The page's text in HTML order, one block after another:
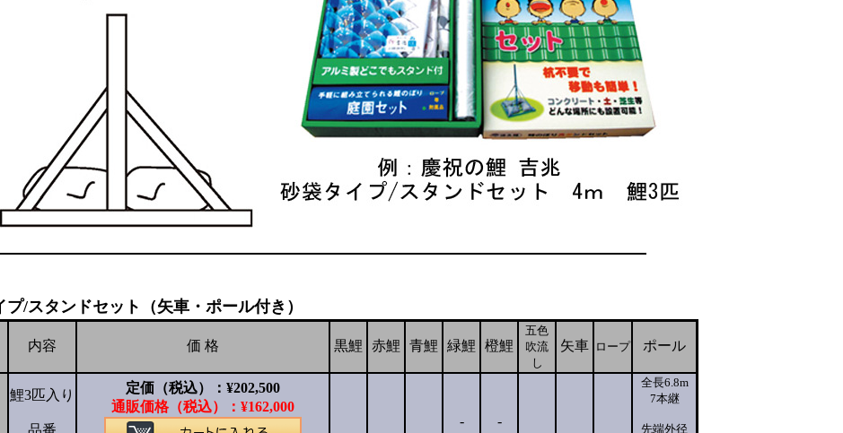
プ/スタンドセット（矢車・ポール付き）
内容 価 格 黒鯉 赤鯉 青鯉 緑鯉 橙鯉
五色
吹流
し
矢車 ロープ ポール
鯉3匹入り
品番
定価（税込）： ¥202,500
通販価格（税込）： ¥162,000
- -
全長6.8m
7本継
先端外径